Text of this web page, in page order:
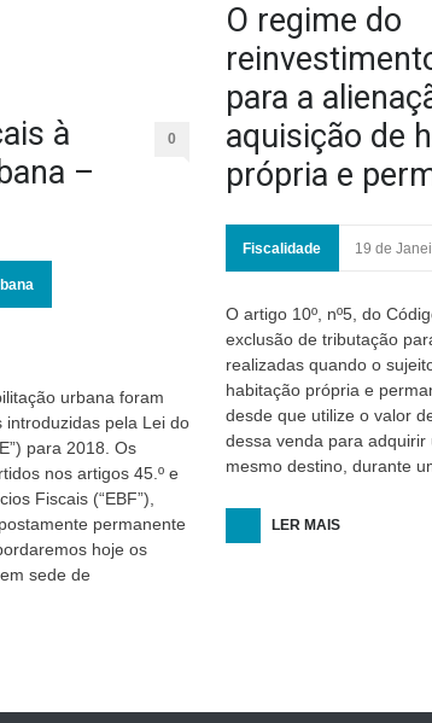
à
–
0
urbana foram
pela Lei do
para 2018. Os
nos artigos 45.º e
Fiscais (“EBF”),
permanente
hoje os
sede de
O regime do
para a
aquisição de
própria e
Fiscalidade 19 de
O artigo 10º, nº5, do
exclusão de tributação
realizadas quando o
habitação própria e
desde que utilize o valor
dessa venda para adquirir
mesmo destino, durante
LER MAIS